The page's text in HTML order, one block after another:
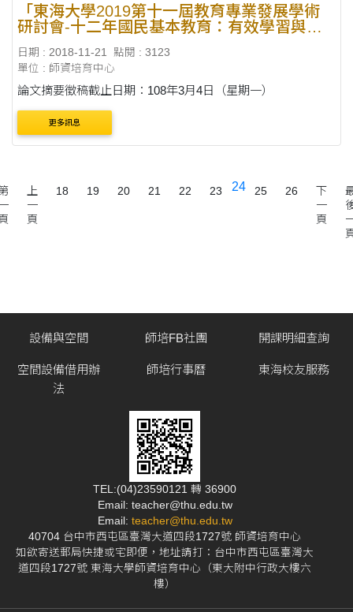
「東海大學2019第十一屆教育專業發展學術
研討會-十二年國民基本教育：有效學習與適
日期 : 2018-11-21
點閱 : 3123
單位 : 師資培育中心
論文摘要徵稿截止日期：108年3月4日（星期一）
更多訊息
上
一
頁
18 19 20 21 22 23 24 25 26
下
一
頁
設備與空間
空間設備借用辦
法
師培FB社團
師培行事曆
開課明細查詢
東海校友服務
TEL:(04)23590121 轉 36900
Email: teacher@thu.edu.tw
Email: teacher@thu.edu.tw
40704 台中市西屯區臺灣大道四段1727號 師資培育中心
如欲寄送郵局快捷或宅即便，地址請打：台中市西屯區臺灣大
道四段1727號 東海大學師資培育中心（東大附中行政大樓六
樓）